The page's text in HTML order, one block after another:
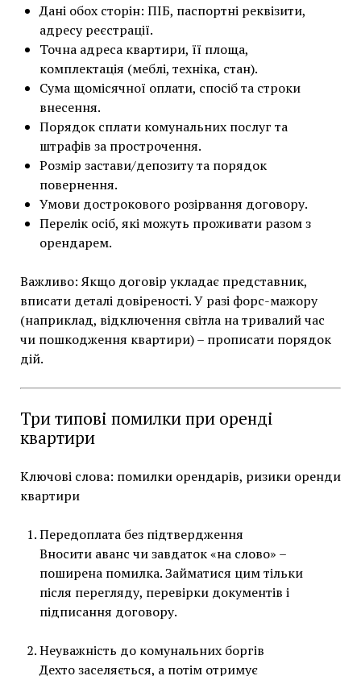
Дані обох сторін: ПІБ, паспортні реквізити,
адресу реєстрації.
Точна адреса квартири, її площа,
комплектація (меблі, техніка, стан).
Сума щомісячної оплати, спосіб та строки
внесення.
Порядок сплати комунальних послуг та
штрафів за прострочення.
Розмір застави/депозиту та порядок
повернення.
Умови дострокового розірвання договору.
Перелік осіб, які можуть проживати разом з
орендарем.
Важливо: Якщо договір укладає представник,
вписати деталі довіреності. У разі форс-мажору
(наприклад, відключення світла на тривалий час
чи пошкодження квартири) – прописати порядок
дій.
Три типові помилки при оренді
квартири
Ключові слова: помилки орендарів, ризики оренди
квартири
Передоплата без підтвердження
Вносити аванс чи завдаток «на слово» –
поширена помилка. Займатися цим тільки
після перегляду, перевірки документів і
підписання договору.
Неуважність до комунальних боргів
Дехто заселяється, а потім отримує